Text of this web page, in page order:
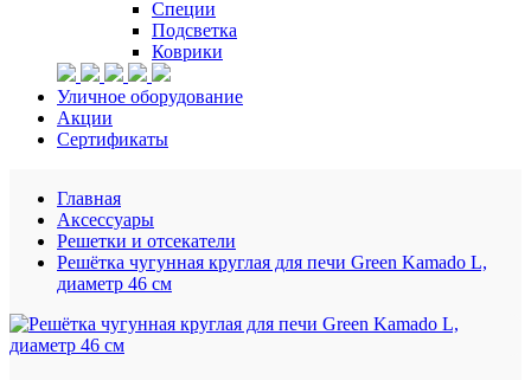
Специи
Подсветка
Коврики
Уличное оборудование
Акции
Сертификаты
Главная
Аксессуары
Решетки и отсекатели
Решётка чугунная круглая для печи Green Kamado L,
диаметр 46 см